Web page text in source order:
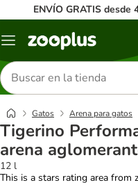
ENVÍO GRATIS
Menú
Buscar
productos
Gatos Arena para gatos
Tigerino
arena
12 l
This is a stars rating area from